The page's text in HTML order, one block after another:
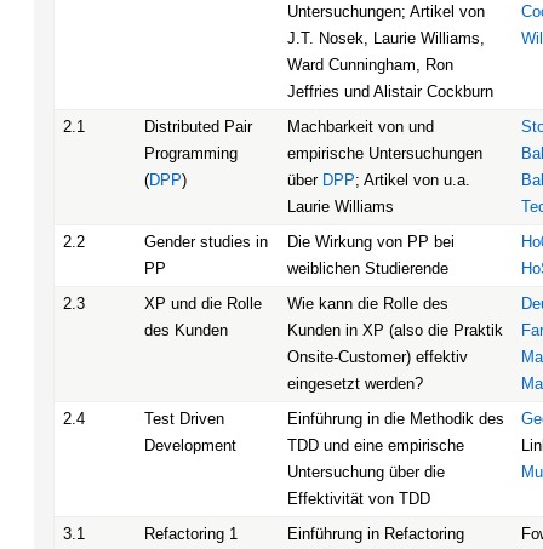
Untersuchungen; Artikel von
J.T. Nosek, Laurie Williams,
Ward Cunningham, Ron
Jeffries und Alistair Cockburn
2.1
Distributed Pair
Programming
(DPP)
Machbarkeit von und
empirische Untersuchungen
über DPP; Artikel von u.a.
Laurie Williams
2.2
Gender studies in
PP
Die Wirkung von PP bei
weiblichen Studierende
2.3
XP und die Rolle
des Kunden
Wie kann die Rolle des
Kunden in XP (also die Praktik
Onsite-Customer) effektiv
eingesetzt werden?
2.4
Test Driven
Development
Einführung in die Methodik des
TDD und eine empirische
Untersuchung über die
Effektivität von TDD
3.1 Refactoring 1
Einführung in Refactoring